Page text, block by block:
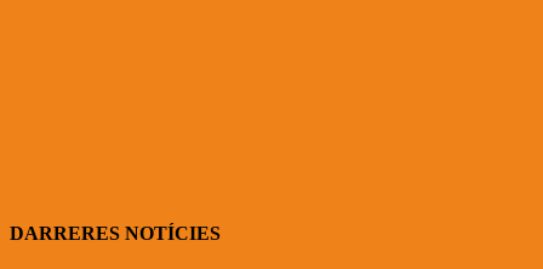
DARRERES NOTÍCIES